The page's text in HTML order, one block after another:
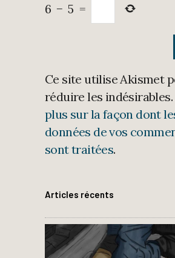
6 − 5 =
Ce site utilise Akismet
réduire les indésirables.
plus sur la façon dont
données de vos
sont traitées.
Articles récents